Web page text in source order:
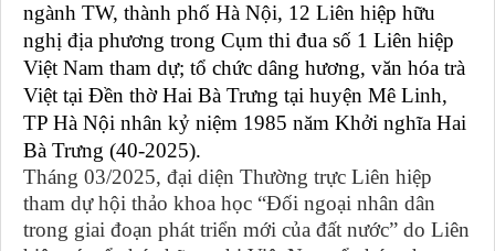
ngành TW, thành phố Hà Nội, 12 Liên hiệp hữu
nghị địa phương trong Cụm thi đua số 1 Liên hiệp
Việt Nam tham dự; tổ chức dâng hương, văn hóa trà
Việt tại Đền thờ Hai Bà Trưng tại huyện Mê Linh,
TP Hà Nội nhân kỷ niệm 1985 năm Khởi nghĩa Hai
Bà Trưng (40-2025).
Tháng 03/2025, đại diện Thường trực Liên hiệp
tham dự hội thảo khoa học “Đối ngoại nhân dân
trong giai đoạn phát triển mới của đất nước” do Liên